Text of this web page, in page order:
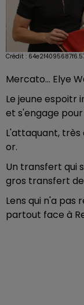
Crédit :
Mercato... Elye
Le jeune espoitr
et s'engage
L'attaquant, très
or.
Un transfert qui
gros transfert de
Lens qui n'a pas
partout face à